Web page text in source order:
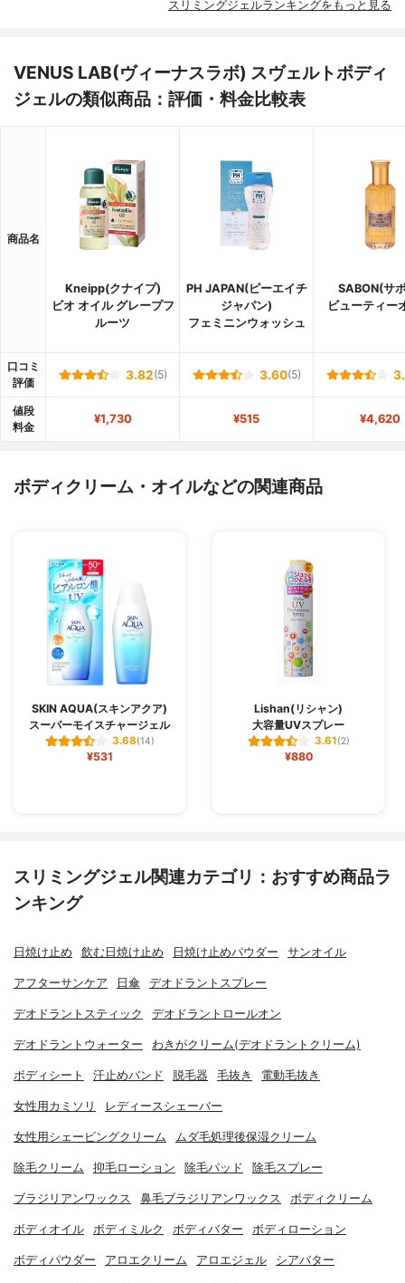
スリミングジェルランキングをもっと見る
VENUS LAB(ヴィーナスラボ) スヴェルトボディ
ジェルの類似商品：評価・料金比較表
商品名
Kneipp(クナイプ)
ビオ オイル グレープフ
ルーツ
PH JAPAN(ピーエイチ
ジャパン)
フェミニンウォッシュ
SABON(サ
ビューティー
口コミ
評価
3.82(5) 3.60(5)
値段
料金
¥1,730 ¥515 ¥4,620
ボディクリーム・オイルなどの関連商品
SKIN AQUA(スキンアクア)
スーパーモイスチャージェル
3.68(14)
¥531
Lishan(リシャン)
大容量UVスプレー
3.61(2)
¥880
スリミングジェル関連カテゴリ：おすすめ商品ラ
ンキング
日焼け止め 飲む日焼け止め 日焼け止めパウダー サンオイル
アフターサンケア 日傘 デオドラントスプレー
デオドラントスティック デオドラントロールオン
デオドラントウォーター わきがクリーム(デオドラントクリーム)
ボディシート 汗止めバンド 脱毛器 毛抜き 電動毛抜き
女性用カミソリ レディースシェーバー
女性用シェービングクリーム ムダ毛処理後保湿クリーム
除毛クリーム 抑毛ローション 除毛パッド 除毛スプレー
ブラジリアンワックス 鼻毛ブラジリアンワックス ボディクリーム
ボディオイル ボディミルク ボディバター ボディローション
ボディパウダー アロエクリーム アロエジェル シアバター